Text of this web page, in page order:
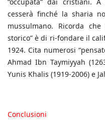
“occupata” dai cristiani.
cesserà finché la sharia
mussulmano. Ricorda
storico” è di ri-fondare il
1924. Cita numerosi
Ahmad Ibn Taymiyyah
Yunis Khalis (1919-2006) e
Conclusioni